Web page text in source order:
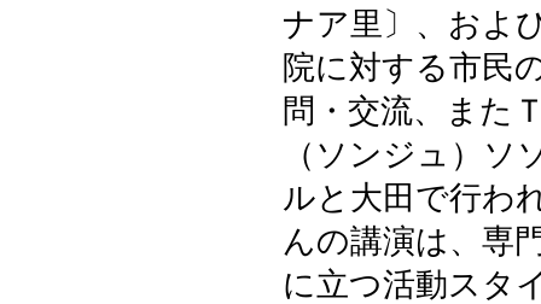
ナア里〕、およ
院に対する市民
問・交流、また
（ソンジュ）
ルと大田で行わ
んの講演は、専
に立つ活動スタ